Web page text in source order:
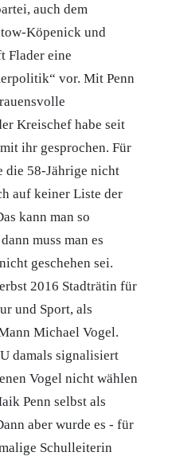
auch dem
Köpenick und
Flader eine
vor. Mit Penn
Kreischef habe seit
ihr gesprochen. Für
die 58-Jährige nicht
auf keiner Liste der
kann man so
muss man es
geschehen sei.
2016 Stadträtin für
und Sport, als
Michael Vogel.
damals signalisiert
Vogel nicht wählen
Penn selbst als
aber wurde es - für
Schulleiterin